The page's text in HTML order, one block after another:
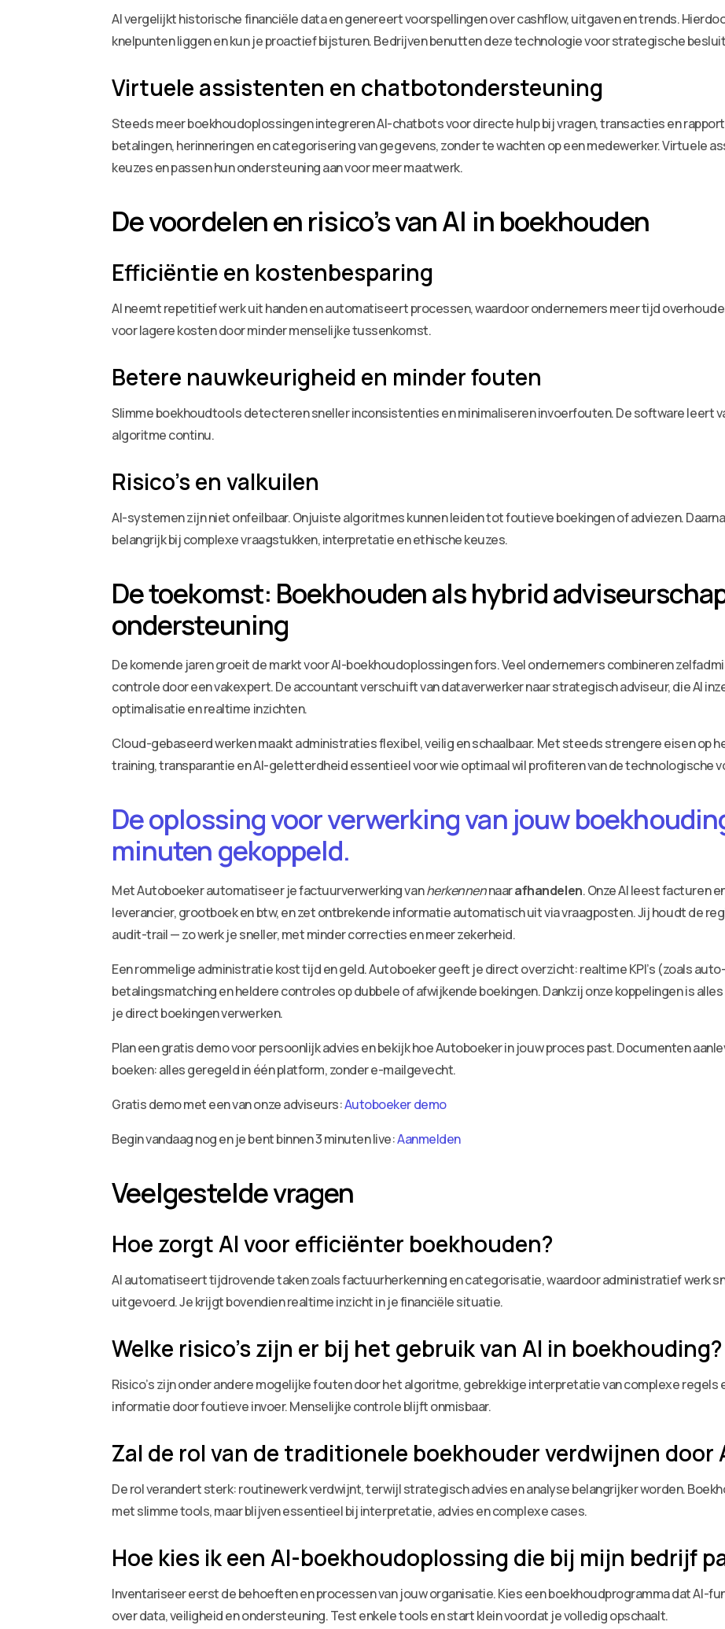
AI vergelijkt historische financiële data en genereert voorspellingen over cashflow, uitgaven en trends.
knelpunten liggen en kun je proactief bijsturen. Bedrijven benutten deze technologie voor strategische
Virtuele assistenten en chatbotondersteuning
Steeds meer boekhoudoplossingen integreren AI-chatbots voor directe hulp bij vragen, transacties en
betalingen, herinneringen en categorisering van gegevens, zonder te wachten op een medewerker. Virtuele
keuzes en passen hun ondersteuning aan voor meer maatwerk.
De voordelen en risico’s van AI in boekhouden
Efficiëntie en kostenbesparing
AI neemt repetitief werk uit handen en automatiseert processen, waardoor ondernemers meer tijd
voor lagere kosten door minder menselijke tussenkomst.
Betere nauwkeurigheid en minder fouten
Slimme boekhoudtools detecteren sneller inconsistenties en minimaliseren invoerfouten. De software leert
algoritme continu.
Risico’s en valkuilen
AI-systemen zijn niet onfeilbaar. Onjuiste algoritmes kunnen leiden tot foutieve boekingen of adviezen.
belangrijk bij complexe vraagstukken, interpretatie en ethische keuzes.
De toekomst: Boekhouden als hybrid
ondersteuning
De komende jaren groeit de markt voor AI-boekhoudoplossingen fors. Veel ondernemers combineren
controle door een vakexpert. De accountant verschuift van dataverwerker naar strategisch adviseur, die AI
optimalisatie en realtime inzichten.
Cloud-gebaseerd werken maakt administraties flexibel, veilig en schaalbaar. Met steeds strengere eisen op
training, transparantie en AI-geletterdheid essentieel voor wie optimaal wil profiteren van de technologische
De oplossing voor verwerking van jouw
minuten gekoppeld.
Met Autoboeker automatiseer je factuurverwerking vanherkennennaarafhandelen. Onze AI leest facturen
leverancier, grootboek en btw, en zet ontbrekende informatie automatisch uit via vraagposten. Jij houdt de
audit-trail — zo werk je sneller, met minder correcties en meer zekerheid.
Een rommelige administratie kost tijd en geld. Autoboeker geeft je direct overzicht: realtime KPI’s (zoals
betalingsmatching en heldere controles op dubbele of afwijkende boekingen. Dankzij onze koppelingen is
je direct boekingen verwerken.
Plan een gratis demo voor persoonlijk advies en bekijk hoe Autoboeker in jouw proces past. Documenten
boeken: alles geregeld in één platform, zonder e-mailgevecht.
Gratis demo met een van onze adviseurs:Autoboeker demo
Begin vandaag nog en je bent binnen 3 minuten live:Aanmelden
Veelgestelde vragen
Hoe zorgt AI voor efficiënter boekhouden?
AI automatiseert tijdrovende taken zoals factuurherkenning en categorisatie, waardoor administratief werk
uitgevoerd. Je krijgt bovendien realtime inzicht in je financiële situatie.
Welke risico’s zijn er bij het gebruik van AI in boekhouding?
Risico’s zijn onder andere mogelijke fouten door het algoritme, gebrekkige interpretatie van complexe regels
informatie door foutieve invoer. Menselijke controle blijft onmisbaar.
Zal de rol van de traditionele boekhouder verdwijnen door
De rol verandert sterk: routinewerk verdwijnt, terwijl strategisch advies en analyse belangrijker worden.
met slimme tools, maar blijven essentieel bij interpretatie, advies en complexe cases.
Hoe kies ik een AI-boekhoudoplossing die bij mijn bedrijf
Inventariseer eerst de behoeften en processen van jouw organisatie. Kies een boekhoudprogramma dat AI-
over data, veiligheid en ondersteuning. Test enkele tools en start klein voordat je volledig opschaalt.